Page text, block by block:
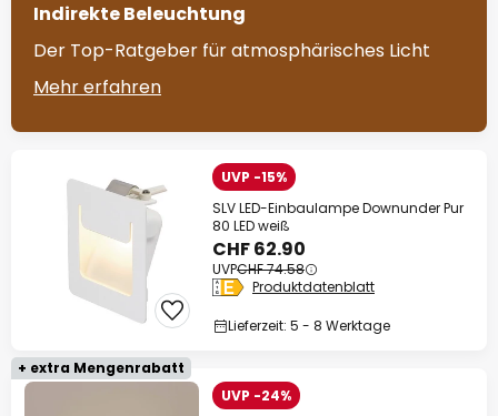
Indirekte Beleuchtung
Der Top-Ratgeber für atmosphärisches Licht
Mehr erfahren
UVP -15%
SLV LED-Einbaulampe Downunder Pur
80 LED weiß
CHF 62.90
UVPCHF 74.58
Produktdatenblatt
Lieferzeit: 5 - 8 Werktage
+ extra Mengenrabatt
UVP -24%